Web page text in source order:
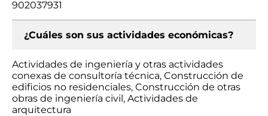
902037931
¿Cuáles son sus actividades económicas?
Actividades de ingeniería y otras actividades
conexas de consultoría técnica, Construcción de
edificios no residenciales, Construcción de otras
obras de ingeniería civil, Actividades de
arquitectura